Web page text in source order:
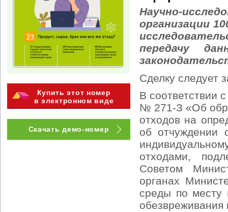
Купить этот номер
в электронном виде
Скачать демо-номер
Научно-
организации
передачу
Сделку следует
В соответствии
№ 271-З «Об
отходов на
об отчуждении
отходами,
Советом
органах
среды по месту
обезвреживания